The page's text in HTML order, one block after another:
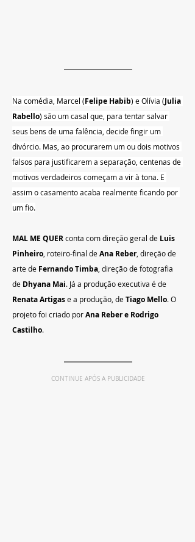
Na comédia, Marcel (Felipe Habib) e Olívia (Julia
Rabello) são um casal que, para tentar salvar
seus bens de uma falência, decide fingir um
divórcio. Mas, ao procurarem um ou dois motivos
falsos para justificarem a separação, centenas de
motivos verdadeiros começam a vir à tona. E
assim o casamento acaba realmente ficando por
um fio.
MAL ME QUER conta com direção geral de Luis
Pinheiro, roteiro-final de Ana Reber, direção de
arte de Fernando Timba, direção de fotografia
de Dhyana Mai. Já a produção executiva é de
Renata Artigas e a produção, de Tiago Mello. O
projeto foi criado por Ana Reber e Rodrigo
Castilho.
CONTINUE APÓS A PUBLICIDADE